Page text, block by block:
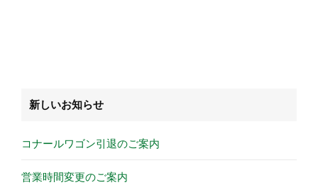
新しいお知らせ
コナールワゴン引退のご案内
営業時間変更のご案内